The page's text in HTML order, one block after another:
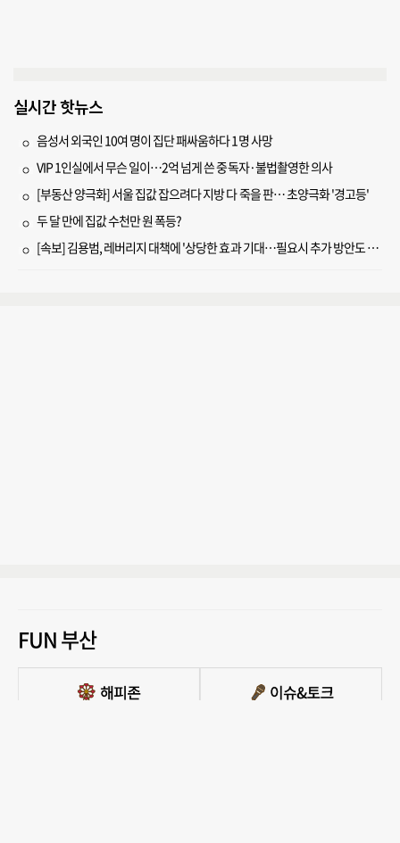
실시간 핫뉴스
음성서 외국인 10여 명이 집단 패싸움하다 1명 사망
VIP 1인실에서 무슨 일이…2억 넘게 쓴 중독자·불법촬영한 의사
[부동산 양극화] 서울 집값 잡으려다 지방 다 죽을 판… 초양극화 '경고등'
두 달 만에 집값 수천만 원 폭등?
[속보] 김용범, 레버리지 대책에 '상당한 효과 기대…필요시 추가 방안도 검토'
FUN 부산